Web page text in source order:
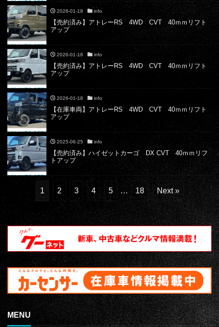
2026-01-18 info
【売約済み】アトレーRS 4WD CVT 40ｍｍリフト
アップ
2026-01-18 info
【売約済み】アトレーRS 4WD CVT 40ｍｍリフト
アップ
2026-01-18 info
【在庫車両】アトレーRS 4WD CVT 40ｍｍリフト
アップ
2025-06-25 info
【売約済み】ハイゼットカーゴ DX CVT 40ｍｍリフ
トアップ
1 2 3 4 5 … 18 Next »
MENU